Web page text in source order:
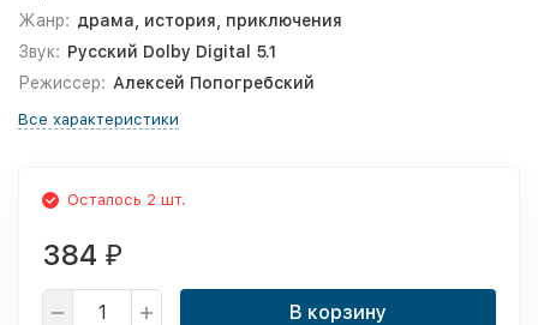
Жанр: драма, история, приключения
Звук: Русский Dolby Digital 5.1
Режиссер: Алексей Попогребский
Все характеристики
Осталось 2 шт.
384 ₽
В корзину